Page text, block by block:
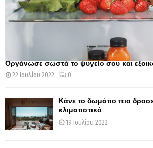
Οργάνωσε σωστά το ψυγείο σου και
22 Ιουλίου 2022 0
Κάνε το δωμάτιο πιο
κλιματιστικό
19 Ιουλίου 2022